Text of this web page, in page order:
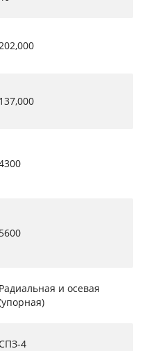
137,000
5600
Радиальная и осевая
4